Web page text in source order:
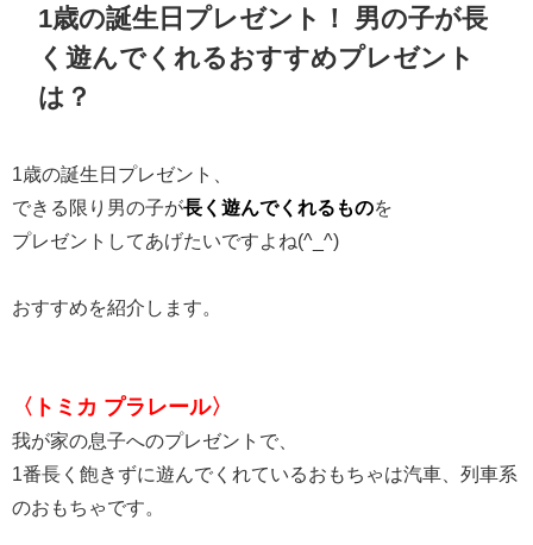
1歳の誕生日プレゼント！ 男の子が長
く遊んでくれるおすすめプレゼント
は？
1歳の誕生日プレゼント、
できる限り男の子が長く遊んでくれるものを
プレゼントしてあげたいですよね(^_^)
おすすめを紹介します。
〈トミカ プラレール〉
我が家の息子へのプレゼントで、
1番長く飽きずに遊んでくれているおもちゃは汽車、列車系
のおもちゃです。